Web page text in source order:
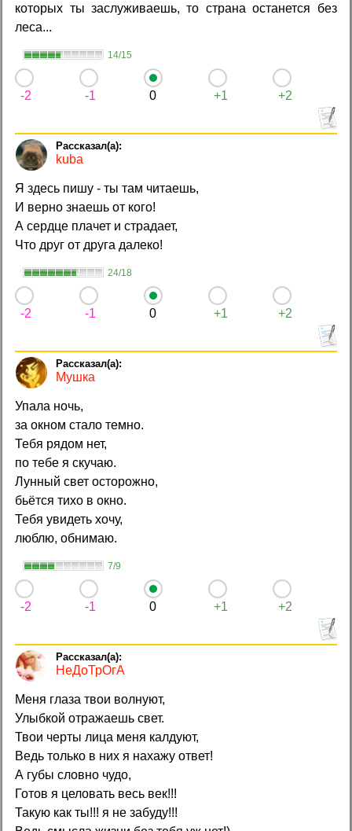
которых ты заслуживаешь, то страна останется без
леса...
14/15
-2 -1 0 +1 +2
kuba
Я здесь пишу - ты там читаешь,
И верно знаешь от кого!
А сердце плачет и страдает,
Что друг от друга далеко!
24/18
-2 -1 0 +1 +2
Мушка
Упала ночь,
за окном стало темно.
Тебя рядом нет,
по тебе я скучаю.
Лунный свет осторожно,
бьётся тихо в окно.
Тебя увидеть хочу,
люблю, обнимаю.
7/9
-2 -1 0 +1 +2
НеДоТрОгА
Меня глаза твои волнуют,
Улыбкой отражаешь свет.
Твои черты лица меня калдуют,
Ведь только в них я нахажу ответ!
А губы словно чудо,
Готов я целовать весь век!!!
Такую как ты!!! я не забуду!!!